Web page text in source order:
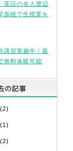
英語の名人渡辺
加校で生授業を
講習実施中！最
無料体験可能
(2)
(1)
(2)